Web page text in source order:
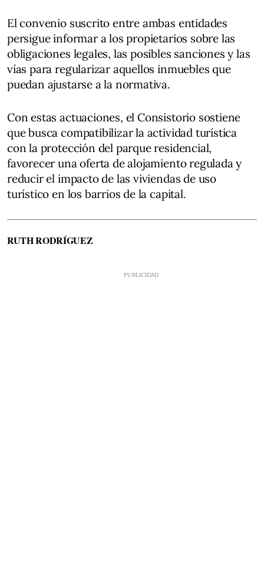
El convenio suscrito entre ambas entidades
persigue informar a los propietarios sobre las
obligaciones legales, las posibles sanciones y las
vías para regularizar aquellos inmuebles que
puedan ajustarse a la normativa.
Con estas actuaciones, el Consistorio sostiene
que busca compatibilizar la actividad turística
con la protección del parque residencial,
favorecer una oferta de alojamiento regulada y
reducir el impacto de las viviendas de uso
turístico en los barrios de la capital.
RUTH RODRÍGUEZ